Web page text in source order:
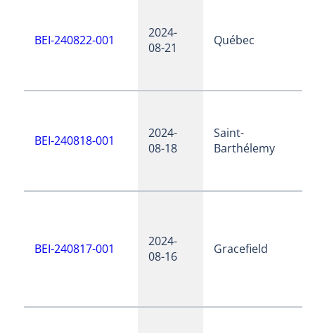
BEI-240822-001
2024-
08-21
Québec
BEI-240818-001
2024-
08-18
Saint-
Barthélemy
BEI-240817-001
2024-
08-16
Gracefield